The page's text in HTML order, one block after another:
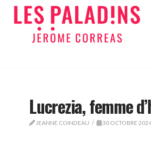
Lucrezia, femme
JEANNE COINDEAU 30 OCTOBRE